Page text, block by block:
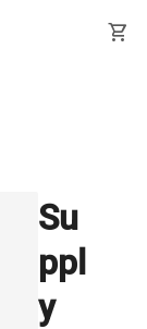
shopping_cart
Su
ppl
y